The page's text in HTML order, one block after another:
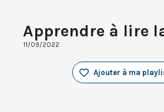
Apprendre à lire
11/09/2022
Ajouter à ma